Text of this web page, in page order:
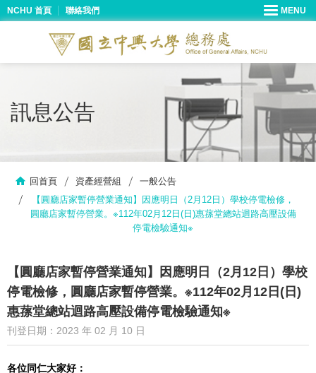
NCHU 首頁 聯絡我們
訊息公告
回首頁 資產經營組
一般公告
【圓廳店家暫停營業通知】因應明日（2月12日）學校停電檢修，
圓廳店家暫停營業。※112年02月12日(日)惠蓀堂總站迴路高壓設備
停電檢驗通知※
【圓廳店家暫停營業通知】因應明日（2月12日）學校
停電檢修，圓廳店家暫停營業。※112年02月12日(日)
惠蓀堂總站迴路高壓設備停電檢驗通知※
刊登日期：2023 年 02 月 10 日
各位同仁大家好：